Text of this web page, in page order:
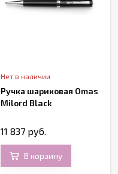
Нет в наличии
Ручка шариковая Omas
Milord Black
11 837 руб.
В корзину